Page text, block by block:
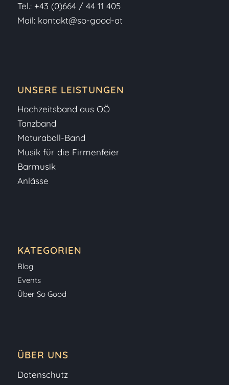
Tel.: +43 (0)664 / 44 11 405
Mail: kontakt@so-good-at
UNSERE LEISTUNGEN
Hochzeitsband aus OÖ
Tanzband
Maturaball-Band
Musik für die Firmenfeier
Barmusik
Anlässe
KATEGORIEN
Blog
Events
Über So Good
ÜBER UNS
Datenschutz